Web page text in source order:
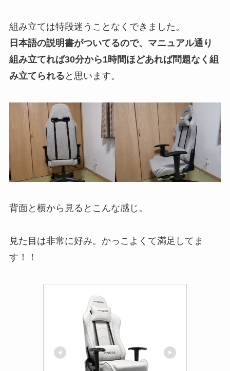
組み立ては特段迷うことなくできました。
日本語の説明書がついてるので、マニュアル通り
組み立てれば30分から1時間ほどあれば問題なく組
み立てられる と思います。
背面と横から見るとこんな感じ。
見た目は非常に好み。かっこよくて満足してま
す！！